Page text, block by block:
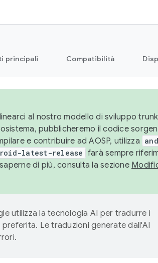
principali Compatibilità
al nostro modello di sviluppo
pubblicheremo il codice
e contribuire ad AOSP, utilizza
latest-release farà sempre
di più, consulta la sezione
utilizza la tecnologia AI per tradurre i
Le traduzioni generate dall'AI